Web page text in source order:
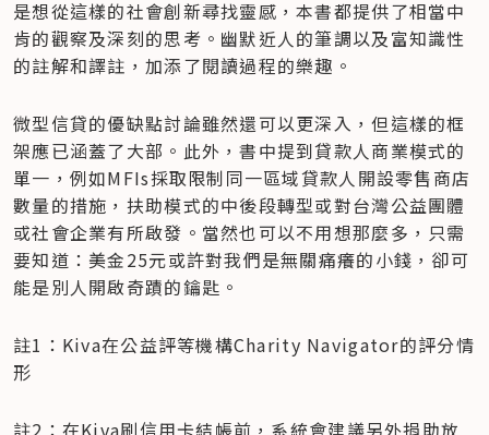
是想從這樣的社會創新尋找靈感，本書都提供了相當中
肯的觀察及深刻的思考。幽默近人的筆調以及富知識性
的註解和譯註，加添了閱讀過程的樂趣。
微型信貸的優缺點討論雖然還可以更深入，但這樣的框
架應已涵蓋了大部。此外，書中提到貸款人商業模式的
單一，例如MFIs採取限制同一區域貸款人開設零售商店
數量的措施，扶助模式的中後段轉型或對台灣公益團體
或社會企業有所啟發。當然也可以不用想那麼多，只需
要知道：美金25元或許對我們是無關痛癢的小錢，卻可
能是別人開啟奇蹟的鑰匙。
註1：Kiva在公益評等機構Charity Navigator的評分情
形
註2：在Kiva刷信用卡結帳前，系統會建議另外捐助放